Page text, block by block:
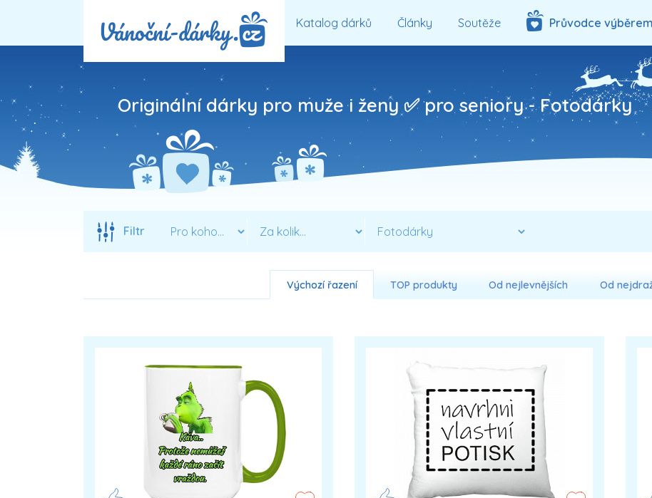
Katalog dárků Články Soutěže Průvodce
Originální dárky pro muže i ženy ✅ pro seniory -Fotodárky
Filtr
Výchozí řazení TOP produkty Od nejlevnějších Od